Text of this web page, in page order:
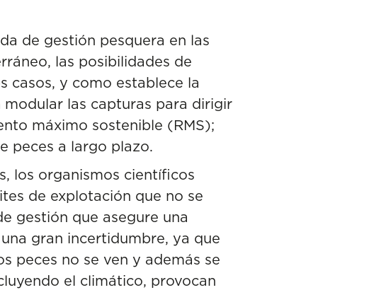
de gestión pesquera en las
las posibilidades de
casos, y como establece la
las capturas para dirigir
máximo sostenible (RMS);
peces a largo plazo.
, los organismos científicos
de explotación que no se
gestión que asegure una
gran incertidumbre, ya que
peces no se ven y además se
el climático, provocan